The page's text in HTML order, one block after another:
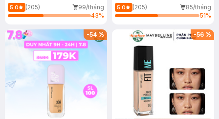
Foundation SPF 22 PA+++ #112
Natural Ivory
5.0 (205)
99/tháng
43%
Foundation SPF 22 PA+++ #110
Porcelain
5.0 (205)
85/tháng
51%
-54% -56 %